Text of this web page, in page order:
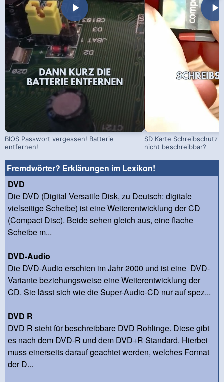
BIOS Passwort vergessen! Batterie
entfernen!
SD Karte Schreibschutz
nicht beschreibbar?
Fremdwörter? Erklärungen im Lexikon!
DVD
Die DVD (Digital Versatile Disk, zu Deutsch: digitale
vielseitige Scheibe) ist eine Weiterentwicklung der CD
(Compact Disc). Beide sehen gleich aus, eine flache
Scheibe m...
DVD-Audio
Die DVD-Audio erschien im Jahr 2000 und ist eine DVD-
Variante beziehungsweise eine Weiterentwicklung der
CD. Sie lässt sich wie die Super-Audio-CD nur auf spez...
DVD R
DVD R steht für beschreibbare DVD Rohlinge. Diese gibt
es nach dem DVD-R und dem DVD+R Standard. Hierbei
muss einerseits darauf geachtet werden, welches Format
der D...